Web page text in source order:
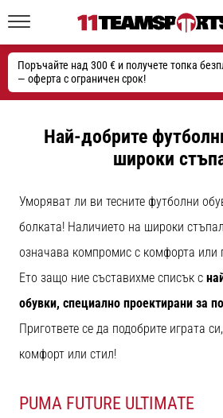
Поръчайте над 300 € и получете топка
— оферта с ограничен срок!
една
икона
на
скоростта
1 мин. четене
for
More
Victories
Подготви
се
женското
ЕВРО
екипи
Най-добрите
широки
Уморяват ли ви тесните футболни
болката! Наличието на широки
означава компромис с комфорта или
Ето защо ние съставихме списък с
обувки, специално проектирани за
Пригответе се да подобрите играта
комфорт или стил!
PUMA FUTURE ULTIMATE